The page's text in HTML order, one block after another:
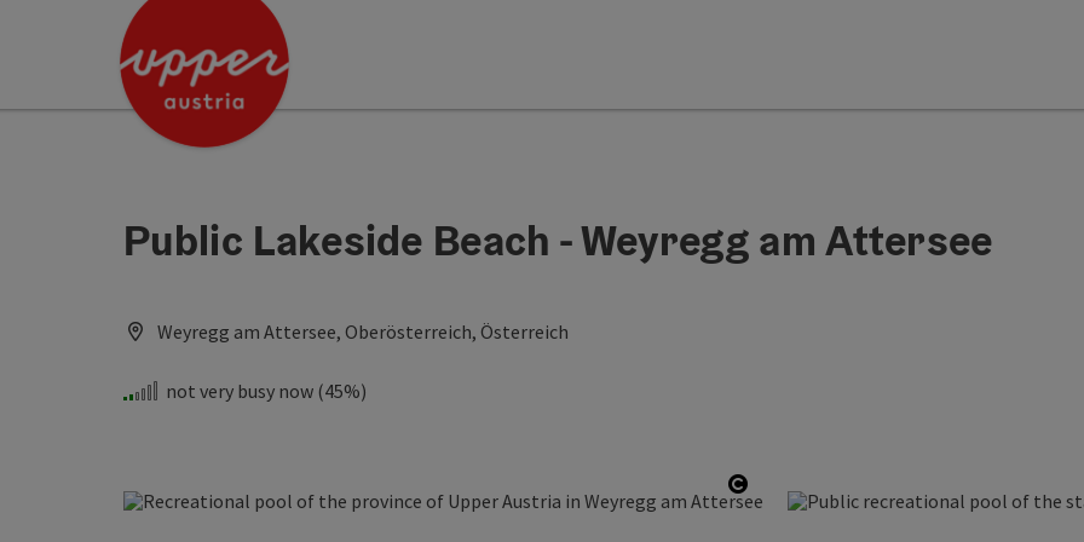
Accesskey
Accesskey
Public Lakeside Beach - Weyregg am Attersee
Weyregg am Attersee, Oberösterreich, Österreich
not very busy now (45%)
Open copyright